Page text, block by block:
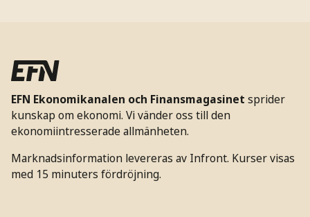
EFN Ekonomikanalen och Finansmagasinet sprider
kunskap om ekonomi. Vi vänder oss till den
ekonomiintresserade allmänheten.
Marknadsinformation levereras av Infront. Kurser visas
med 15 minuters fördröjning.